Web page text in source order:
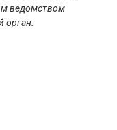
ведомством
орган.